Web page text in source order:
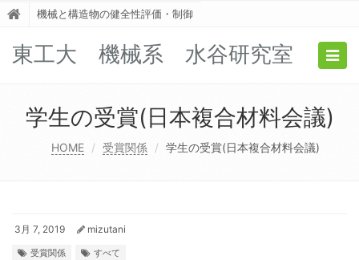
機械と構造物の健全性評価・制御
東工大 機械系 水谷研究室
学生の受賞(日本複合材料会議)
HOME 受賞関係 学生の受賞(日本複合材料会議)
3月 7, 2019 mizutani
受賞関係 すべて